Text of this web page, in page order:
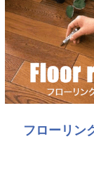
フローリン